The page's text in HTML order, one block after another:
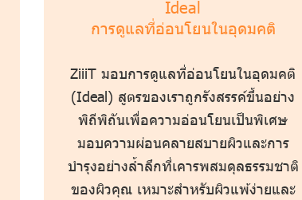
Ideal
การดูแลที่อ่อนโยนในอุดมคติ
ZiiiT มอบการดูแลที่อ่อนโยนในอุดมคติ
(Ideal) สูตรของเราถูกรังสรรค์ขึ้นอย่าง
พิถีพิถันเพื่อความอ่อนโยนเป็นพิเศษ
มอบความผ่อนคลายสบายผิวและการ
บำรุงอย่างล้ำลึกที่เคารพสมดุลธรรมชาติ
ของผิวคุณ เหมาะสำหรับผิวแพ้ง่ายและ